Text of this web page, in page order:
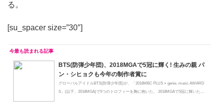
る。
[su_spacer size=”30″]
BTS(防弾少年団)、2018MGAで5冠に輝く! 生みの親 パ
ン・シヒョクも今年の制作者賞に
グローバルアイドルBTS(防弾少年団)が、「2018MBC PLUS × genie. music AWARD
S」(以下、2018MGA)で5つのトロフィーを胸に抱いた。 2018MGAで5冠に輝いたBT